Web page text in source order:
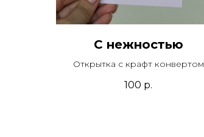
С нежностью
Открытка с крафт конвертом
100 р.